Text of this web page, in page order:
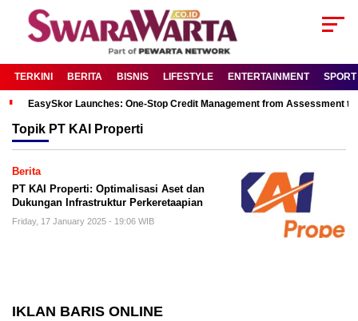
TERKINI BERITA BISNIS LIFESTYLE ENTERTAINMENT SPORT
EasySkor Launches: One-Stop Credit Management from Assessment
Topik PT KAI Properti
Berita
PT KAI Properti: Optimalisasi Aset dan
Dukungan Infrastruktur Perkeretaapian
Friday, 17 January 2025 - 19:06 WIB
IKLAN BARIS ONLINE